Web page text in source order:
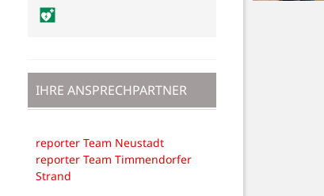
IHRE ANSPRECHPARTNER
reporter Team Neustadt
reporter Team Timmendorfer
Strand